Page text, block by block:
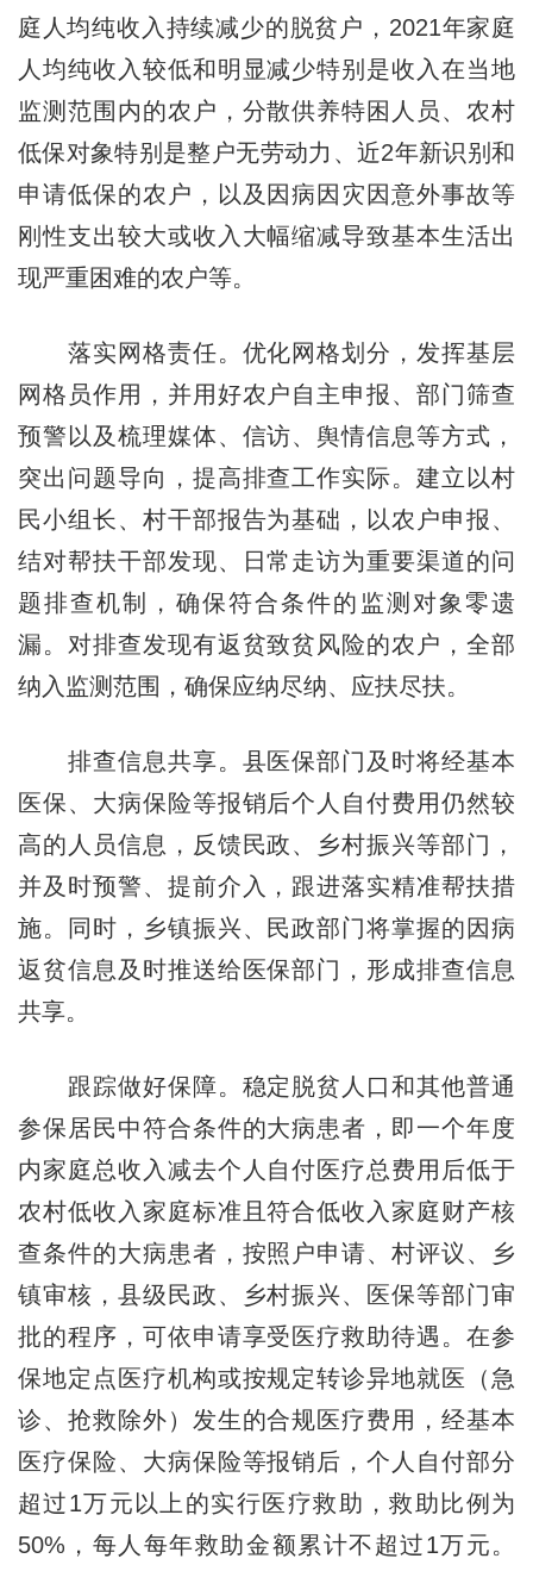
庭人均纯收入持续减少的脱贫户，2021年家庭
人均纯收入较低和明显减少特别是收入在当地
监测范围内的农户，分散供养特困人员、农村
低保对象特别是整户无劳动力、近2年新识别和
申请低保的农户，以及因病因灾因意外事故等
刚性支出较大或收入大幅缩减导致基本生活出
现严重困难的农户等。
落实网格责任。优化网格划分，发挥基层
网格员作用，并用好农户自主申报、部门筛查
预警以及梳理媒体、信访、舆情信息等方式，
突出问题导向，提高排查工作实际。建立以村
民小组长、村干部报告为基础，以农户申报、
结对帮扶干部发现、日常走访为重要渠道的问
题排查机制，确保符合条件的监测对象零遗
漏。对排查发现有返贫致贫风险的农户，全部
纳入监测范围，确保应纳尽纳、应扶尽扶。
排查信息共享。县医保部门及时将经基本
医保、大病保险等报销后个人自付费用仍然较
高的人员信息，反馈民政、乡村振兴等部门，
并及时预警、提前介入，跟进落实精准帮扶措
施。同时，乡镇振兴、民政部门将掌握的因病
返贫信息及时推送给医保部门，形成排查信息
共享。
跟踪做好保障。稳定脱贫人口和其他普通
参保居民中符合条件的大病患者，即一个年度
内家庭总收入减去个人自付医疗总费用后低于
农村低收入家庭标准且符合低收入家庭财产核
查条件的大病患者，按照户申请、村评议、乡
镇审核，县级民政、乡村振兴、医保等部门审
批的程序，可依申请享受医疗救助待遇。在参
保地定点医疗机构或按规定转诊异地就医（急
诊、抢救除外）发生的合规医疗费用，经基本
医疗保险、大病保险等报销后，个人自付部分
超过1万元以上的实行医疗救助，救助比例为
50%，每人每年救助金额累计不超过1万元。